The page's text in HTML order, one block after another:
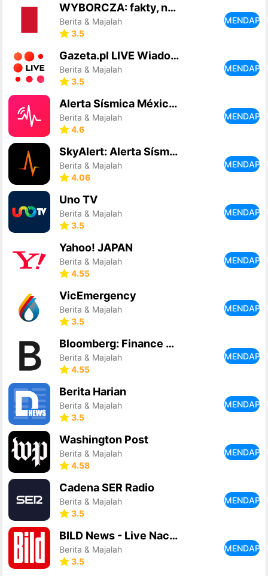
WYBORCZA: fakty, newsy, opinie
Berita & Majalah
3.5
Gazeta.pl LIVE Wiadomości
Berita & Majalah
3.5
Alerta Sísmica México - SASSLA
Berita & Majalah
4.6
SkyAlert: Alerta Sísmica
Berita & Majalah
4.06
Uno TV
Berita & Majalah
3.5
Yahoo! JAPAN
Berita & Majalah
4.55
VicEmergency
Berita & Majalah
3.5
Bloomberg: Finance Market News
Berita & Majalah
4.55
Berita Harian
Berita & Majalah
3.5
Washington Post
Berita & Majalah
4.58
Cadena SER Radio
Berita & Majalah
3.5
BILD News - Live Nachrichten
Berita & Majalah
3.5